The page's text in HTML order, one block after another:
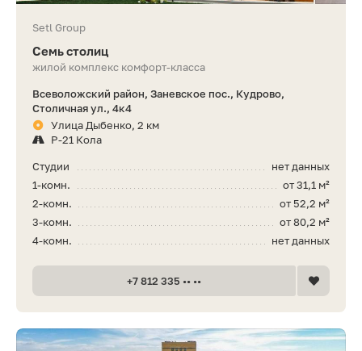
Setl Group
Семь столиц
жилой комплекс комфорт-класса
Всеволожский район, Заневское пос., Кудрово,
Столичная ул., 4к4
Улица Дыбенко, 2 км
Р-21 Кола
нет данных
Студии
от 31,1 м²
1-комн.
от 52,2 м²
2-комн.
от 80,2 м²
3-комн.
нет данных
4-комн.
+7 812 335 •• ••